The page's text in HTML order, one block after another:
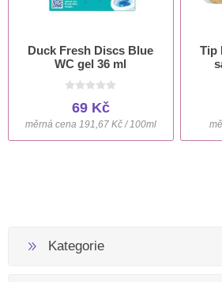
Duck Fresh Discs Blue
WC gel 36 ml
69 Kč
měrná cena 191,67 Kč / 100ml
Tip
Kategorie